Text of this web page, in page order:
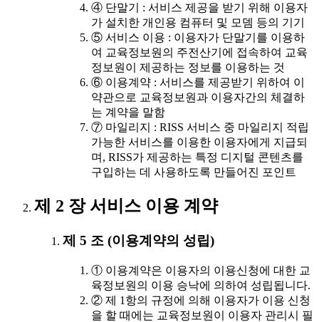
④ 단말기 : 서비스 제공을 받기 위해 이용자
가 설치한 개인용 컴퓨터 및 모뎀 등의 기기
⑤ 서비스 이용 : 이용자가 단말기를 이용하
여 교육정보원의 주전산기에 접속하여 교육
정보원이 제공하는 정보를 이용하는 것
⑥ 이용계약 : 서비스를 제공받기 위하여 이
약관으로 교육정보원과 이용자간의 체결하
는 계약을 말함
⑦ 마일리지 : RISS 서비스 중 마일리지 적립
가능한 서비스를 이용한 이용자에게 지급되
며, RISS가 제공하는 특정 디지털 콘텐츠를
구입하는 데 사용하도록 만들어진 포인트
제 2 장 서비스 이용 계약
제 5 조 (이용계약의 성립)
① 이용계약은 이용자의 이용신청에 대한 교
육정보원의 이용 승낙에 의하여 성립됩니다.
② 제 1항의 규정에 의해 이용자가 이용 신청
을 할 때에는 교육정보원이 이용자 관리시 필